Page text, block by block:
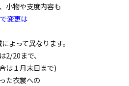
小物や支度内容も
変更は
よって異なります。
2/20まで、
は１月末日まで)
た衣裳への